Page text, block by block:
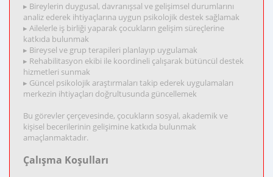
▸ Bireylerin duygusal, davranışsal ve gelişimsel durumlarını
analiz ederek ihtiyaçlarına uygun psikolojik destek sağlamak
▸ Ailelerle iş birliği yaparak çocukların gelişim süreçlerine
katkıda bulunmak
▸ Bireysel ve grup terapileri planlayıp uygulamak
▸ Rehabilitasyon ekibi ile koordineli çalışarak bütüncül destek
hizmetleri sunmak
▸ Güncel psikolojik araştırmaları takip ederek uygulamaları
merkezin ihtiyaçları doğrultusunda güncellemek
Bu görevler çerçevesinde, çocukların sosyal, akademik ve
kişisel becerilerinin gelişimine katkıda bulunmak
amaçlanmaktadır.
Çalışma Koşulları